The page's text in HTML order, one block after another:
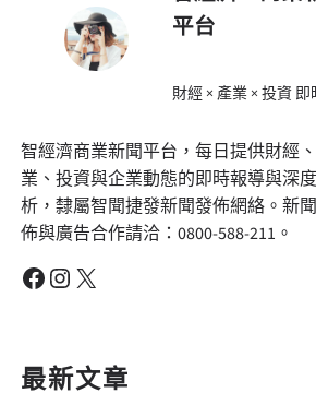
平台
財經 × 產業 × 投資
智經濟商業新聞平台，每日提供財經
業、投資與企業動態的即時報導與深
析，隸屬智聞捷發新聞發佈網絡。新
佈與廣告合作請洽：0800-588-211。
Facebook Instagram X
最新文章